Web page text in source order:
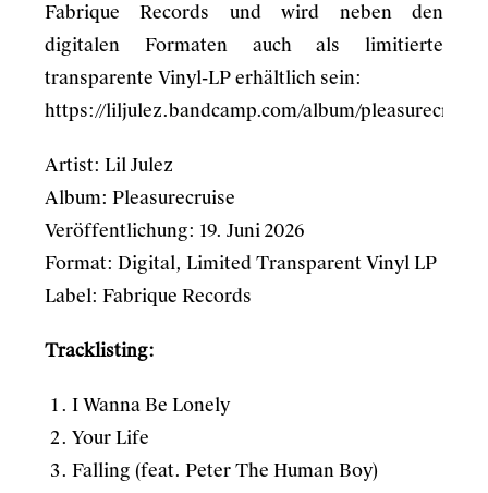
Fabrique Records und wird neben den
digitalen Formaten auch als limitierte
transparente Vinyl-LP erhältlich sein:
https://liljulez.bandcamp.com/album/pleasurecruise
Artist: Lil Julez
Album: Pleasurecruise
Veröffentlichung: 19. Juni 2026
Format: Digital, Limited Transparent Vinyl LP
Label: Fabrique Records
Tracklisting:
I Wanna Be Lonely
Your Life
Falling (feat. Peter The Human Boy)